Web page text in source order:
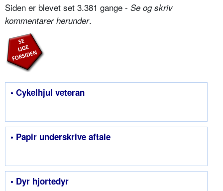
Siden er blevet set 3.381 gange - Se og skriv
kommentarer herunder.
• Cykelhjul veteran
• Papir underskrive aftale
• Dyr hjortedyr